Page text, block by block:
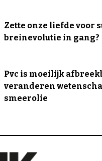
Zette onze liefde voor
breinevolutie in gang?
Pvc is moeilijk
veranderen
smeerolie